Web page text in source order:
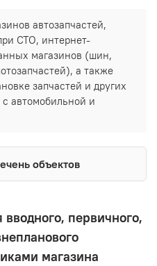
автозапчастей,
СТО, интернет-
магазинов (шин,
а также
запчастей и других
автомобильной и
объектов
первичного,
магазина